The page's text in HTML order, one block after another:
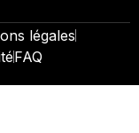
légales
FAQ